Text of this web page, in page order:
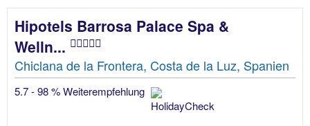
Hipotels Barrosa Palace Spa &
Welln...
Chiclana de la Frontera, Costa de la Luz, Spanien
5.7 - 98 % Weiterempfehlung